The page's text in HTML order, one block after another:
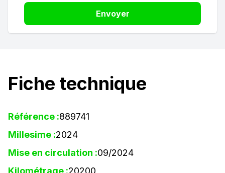
Envoyer
Fiche technique
Référence :889741
Millesime :2024
Mise en circulation :09/2024
Kilométrage :20200